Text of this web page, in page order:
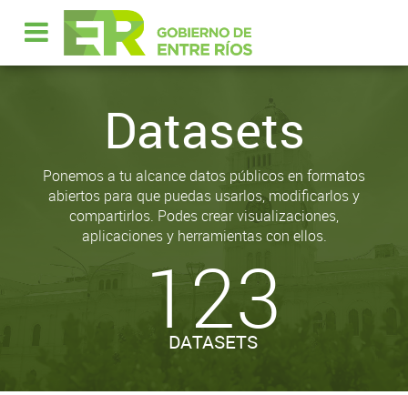
Datasets
Ponemos a tu alcance datos públicos en formatos
abiertos para que puedas usarlos, modificarlos y
compartirlos. Podes crear visualizaciones,
aplicaciones y herramientas con ellos.
123
DATASETS